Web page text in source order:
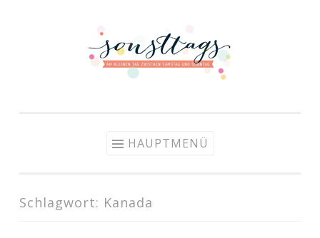
Zum Inhalt springen
HAUPTMENÜ
Schlagwort: Kanada